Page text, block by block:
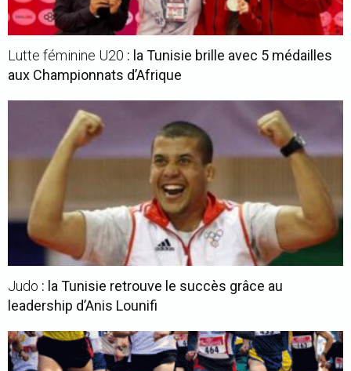
Lutte féminine U20 : la Tunisie brille avec 5 médailles
aux Championnats d’Afrique
Judo : la Tunisie retrouve le succès grâce au
leadership d’Anis Lounifi